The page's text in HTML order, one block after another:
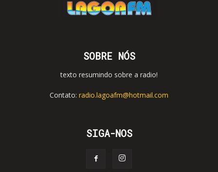
SOBRE NÓS
texto resumindo sobre a radio!
Contato: radio.lagoafm@hotmail.com
SIGA-NOS